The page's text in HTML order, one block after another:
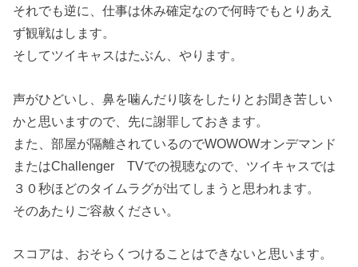
それでも逆に、仕事は休み確定なので何時でもとりあえ
ず観戦はします。
そしてツイキャスはたぶん、やります。
声がひどいし、鼻を噛んだり咳をしたりとお聞き苦しい
かと思いますので、先に謝罪しておきます。
また、部屋が隔離されているのでWOWOWオンデマンド
またはChallenger TVでの視聴なので、ツイキャスでは
３０秒ほどのタイムラグが出てしまうと思われます。
そのあたりご容赦ください。
スコアは、おそらくつけることはできないと思います。